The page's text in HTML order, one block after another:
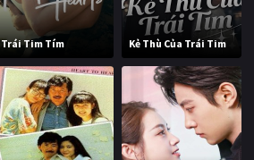
Trái Tim Tím Kẻ Thù Của Trái Tim